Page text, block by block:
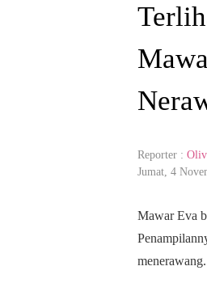
Reporter :
Jumat, 4
Mawar Eva
menerawang.